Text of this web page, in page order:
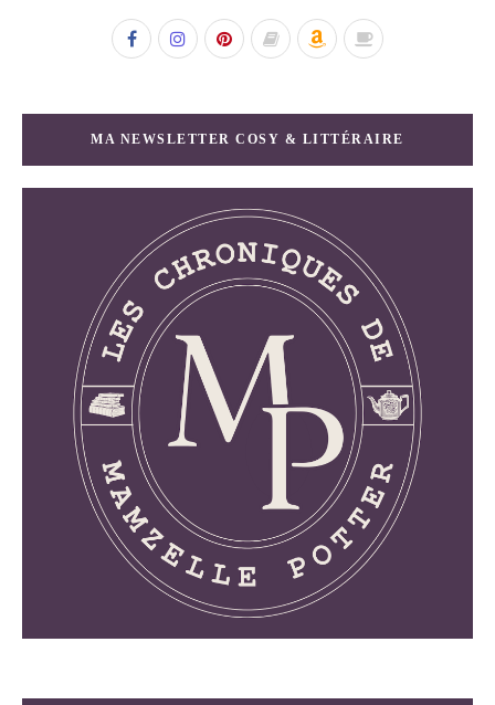
MA NEWSLETTER COSY & LITTÉRAIRE